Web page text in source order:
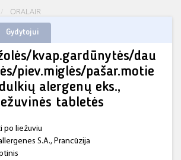
ORALAIR
Gydytojui
kvap.gardūnytės/dau
piev.miglės/pašar.motie
alergenų eks.,
tabletės
po liežuviu
S.A., Prancūzija